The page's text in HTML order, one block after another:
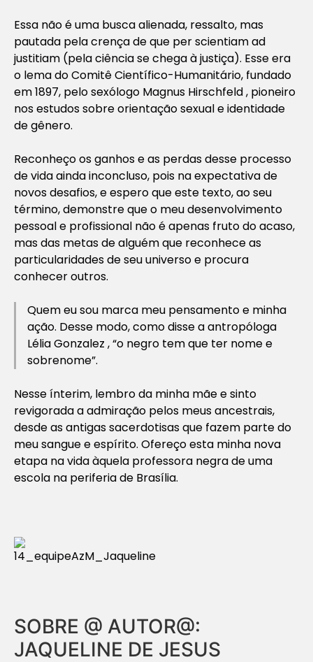
Essa não é uma busca alienada, ressalto, mas
pautada pela crença de que per scientiam ad
justitiam (pela ciência se chega à justiça). Esse era
o lema do Comitê Científico-Humanitário, fundado
em 1897, pelo sexólogo Magnus Hirschfeld , pioneiro
nos estudos sobre orientação sexual e identidade
de gênero.
Reconheço os ganhos e as perdas desse processo
de vida ainda inconcluso, pois na expectativa de
novos desafios, e espero que este texto, ao seu
término, demonstre que o meu desenvolvimento
pessoal e profissional não éapenas fruto do acaso,
mas das metas de alguém que reconhece as
particularidades de seu universo e procura
conhecer outros.
Quem eu sou marca meu pensamento e minha
ação. Desse modo, como disse a antropóloga
Lélia Gonzalez , “o negro tem que ter nome e
sobrenome”.
Nesse ínterim, lembro da minha mãe e sinto
revigorada a admiração pelos meus ancestrais,
desde as antigas sacerdotisas que fazem parte do
meu sangue e espírito. Ofereço esta minha nova
etapa na vida àquela professora negra de uma
escola na periferia de Brasília.
SOBRE @ AUTOR@:
JAQUELINE DE JESUS